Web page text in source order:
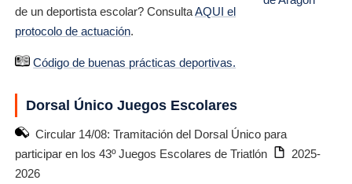
de un deportista escolar? ConsultaAQUI el
protocolo de actuación.
Código de buenas prácticas deportivas.
Dorsal Único Juegos Escolares
Circular 14/08: Tramitación del Dorsal Único para
participar en los 43º Juegos Escolares de Triatlón
2025-
2026